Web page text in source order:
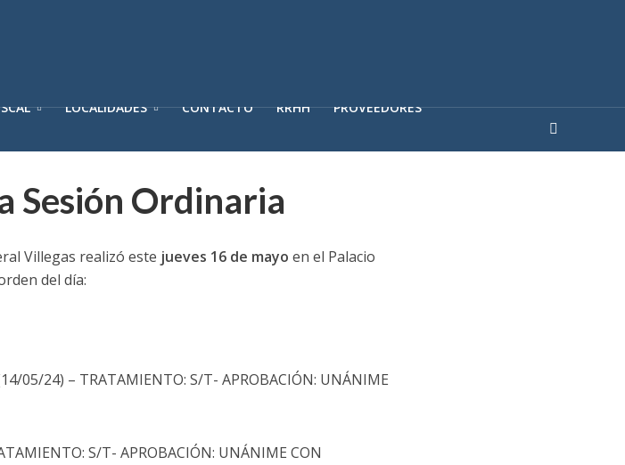
LOCALIDADES CONTACTO RRHH PROVEEDORES
Sesión Ordinaria
Villegas realizó este jueves 16 de mayo en el Palacio
del día:
05/24) – TRATAMIENTO: S/T- APROBACIÓN: UNÁNIME
S/T- APROBACIÓN: UNÁNIME CON